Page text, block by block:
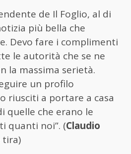
de Il Foglio, al di
più bella che
Devo fare i complimenti
le autorità che se ne
la massima serietà.
un profilo
riusciti a portare a casa
quelle che erano le
quanti noi”. (Claudio
tira)